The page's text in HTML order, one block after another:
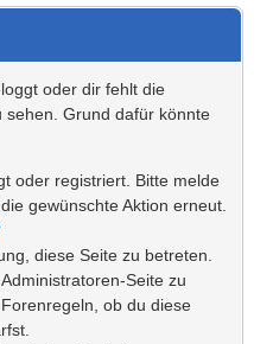
oder dir fehlt die
sehen. Grund dafür könnte
oder registriert. Bitte melde
gewünschte Aktion erneut.
diese Seite zu betreten.
Seite zu
ob du diese